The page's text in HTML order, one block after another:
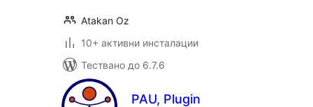
Atakan Oz
10+ активни инсталации
Тествано до 6.7.6
PAU, Plugin